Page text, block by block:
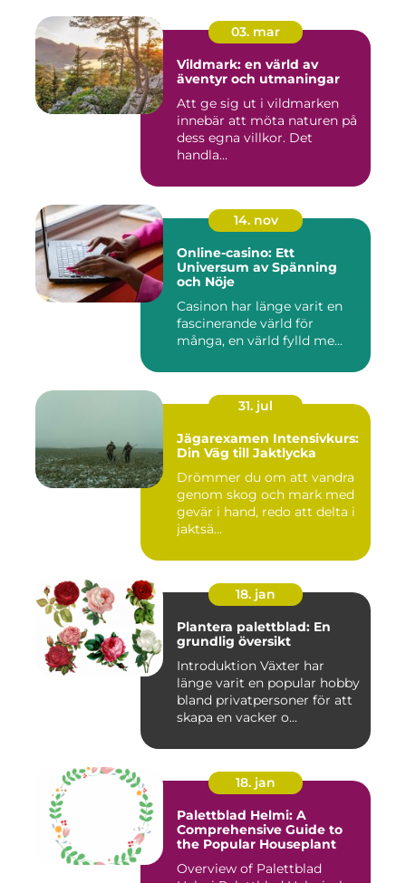
03. mar
Vildmark: en värld av
äventyr och utmaningar
Att ge sig ut i vildmarken
innebär att möta naturen på
dess egna villkor. Det
handla...
14. nov
Online-casino: Ett
Universum av Spänning
och Nöje
Casinon har länge varit en
fascinerande värld för
många, en värld fylld me...
31. jul
Jägarexamen Intensivkurs:
Din Väg till Jaktlycka
Drömmer du om att vandra
genom skog och mark med
gevär i hand, redo att delta i
jaktsä...
18. jan
Plantera palettblad: En
grundlig översikt
Introduktion Växter har
länge varit en popular hobby
bland privatpersoner för att
skapa en vacker o...
18. jan
Palettblad Helmi: A
Comprehensive Guide to
the Popular Houseplant
Overview of Palettblad